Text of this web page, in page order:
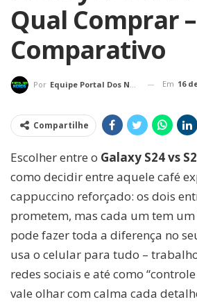
Qual Comprar –
Comparativo
Por Equipe Portal Dos Nerds Em 16
Compartilhe
Escolher entre o Galaxy S24 vs
como decidir entre aquele café
cappuccino reforçado: os dois
prometem, mas cada um tem um
pode fazer toda a diferença no
usa o celular para tudo –
redes sociais e até como
vale olhar com calma cada